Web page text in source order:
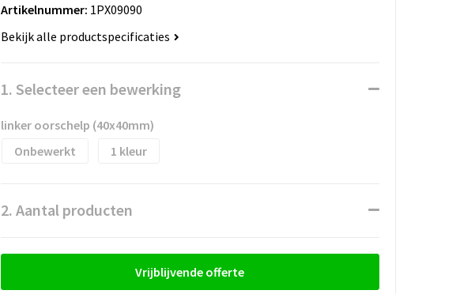
Artikelnummer: 1PX09090
Bekijk alle productspecificaties
1. Selecteer een bewerking
linker oorschelp (40x40mm)
Onbewerkt
1
2. Aantal producten
Vrijblijvende offerte